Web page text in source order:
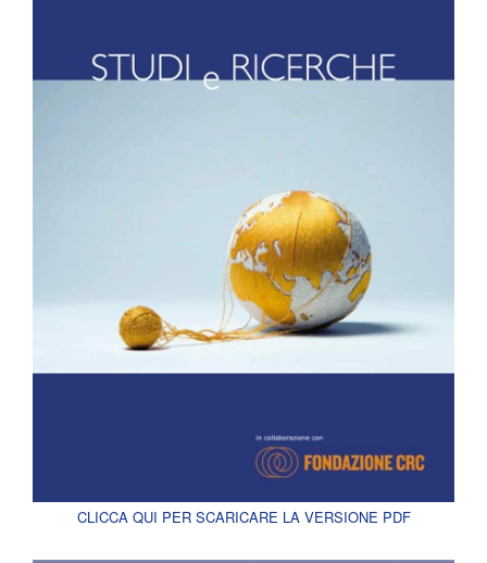
CLICCA QUI PER SCARICARE LA VERSIONE PDF